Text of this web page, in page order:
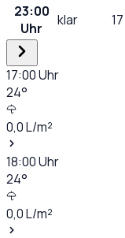
23:00
Uhr
klar 17
17:00Uhr
24°
0,0L/m²
18:00Uhr
24°
0,0L/m²